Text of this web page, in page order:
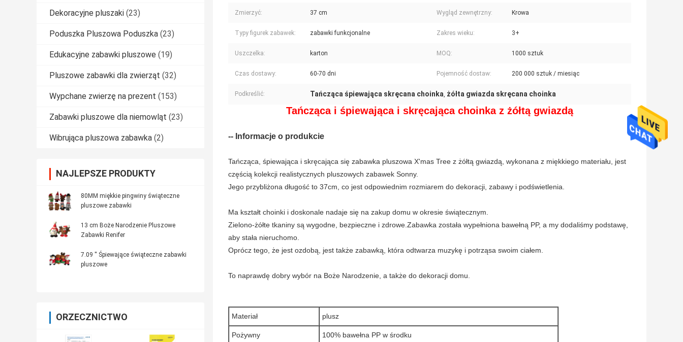
Dekoracyjne pluszaki (23)
Poduszka Pluszowa Poduszka (23)
Edukacyjne zabawki pluszowe (19)
Pluszowe zabawki dla zwierząt (32)
Wypchane zwierzę na prezent (153)
Zabawki pluszowe dla niemowląt (23)
Wibrująca pluszowa zabawka (2)
NAJLEPSZE PRODUKTY
80MM miękkie pingwiny świąteczne
pluszowe zabawki
13 cm Boże Narodzenie Pluszowe
Zabawki Renifer
7.09 '' Śpiewające świąteczne zabawki
pluszowe
ORZECZNICTWO
Zmierzyć: 37 cm Wygląd zewnętrzny: Krowa
Typy figurek zabawek: zabawki funkcjonalne Zakres wieku: 3+
Uszczelka: karton MOQ: 1000 sztuk
Czas dostawy: 60-70 dni Pojemność dostaw: 200 000 sztuk / miesiąc
Podkreślić: Tańcząca śpiewająca skręcana choinka, żółta gwiazda skręcana choinka
Tańcząca i śpiewająca i skręcająca choinka z żółtą gwiazdą
-- Informacje o produkcie
Tańcząca, śpiewająca i skręcająca się zabawka pluszowa X'mas Tree z żółtą gwiazdą, wykonana z miękkiego materiału, jest
częścią kolekcji realistycznych pluszowych zabawek Sonny.
Jego przybliżona długość to 37cm, co jest odpowiednim rozmiarem do dekoracji, zabawy i podświetlenia.
Ma kształt choinki i doskonale nadaje się na zakup domu w okresie świątecznym.
Zielono-żółte tkaniny są wygodne, bezpieczne i zdrowe.Zabawka została wypełniona bawełną PP, a my dodaliśmy podstawę,
aby stała nieruchomo.
Oprócz tego, że jest ozdobą, jest także zabawką, która odtwarza muzykę i potrząsa swoim ciałem.
To naprawdę dobry wybór na Boże Narodzenie, a także do dekoracji domu.
Materiał plusz
Pożywny 100% bawełna PP w środku